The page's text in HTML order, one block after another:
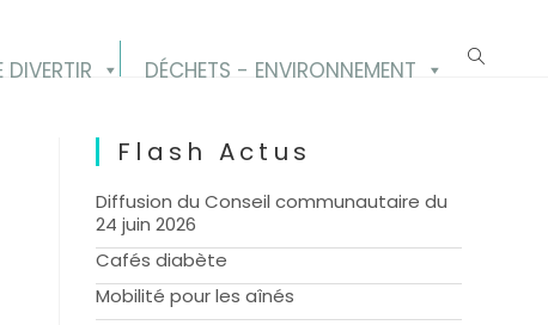
DÉCHETS - ENVIRONNEMENT
Toggle website search
Flash Actus
Diffusion du Conseil communautaire du
24 juin 2026
Cafés diabète
Mobilité pour les aînés